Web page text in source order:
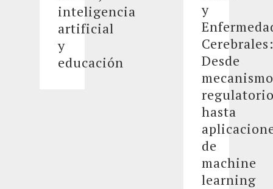
inteligencia
artificial
y
educación
y
Desde
hasta
de
machine
learning